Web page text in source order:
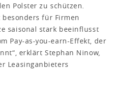
Polster zu schützen.
für Firmen
saisonal stark beeinflusst
Pay-as-you-earn-Effekt, der
erklärt Stephan Ninow,
Leasinganbieters